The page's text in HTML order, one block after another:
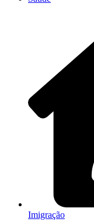
Imigração